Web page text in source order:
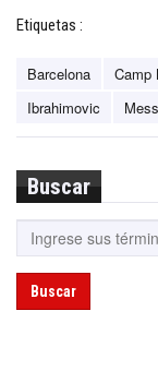
Etiquetas :
Barcelona Camp
Ibrahimovic
Buscar
Buscar